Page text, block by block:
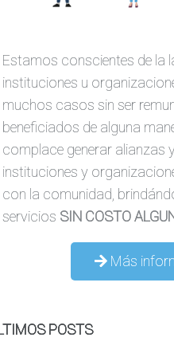
Estamos conscientes de la
instituciones u
muchos casos sin ser
beneficiados de alguna
complace generar alianzas
instituciones y
con la comunidad,
servicios SIN COSTO
Más
POSTS